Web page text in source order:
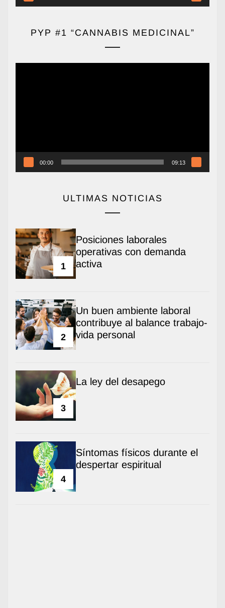
PYP #1 “CANNABIS MEDICINAL”
00:00 09:13
ULTIMAS NOTICIAS
1
Posiciones laborales
operativas con demanda
activa
2
Un buen ambiente laboral
contribuye al balance trabajo-
vida personal
3
La ley del desapego
4
Síntomas físicos durante el
despertar espiritual